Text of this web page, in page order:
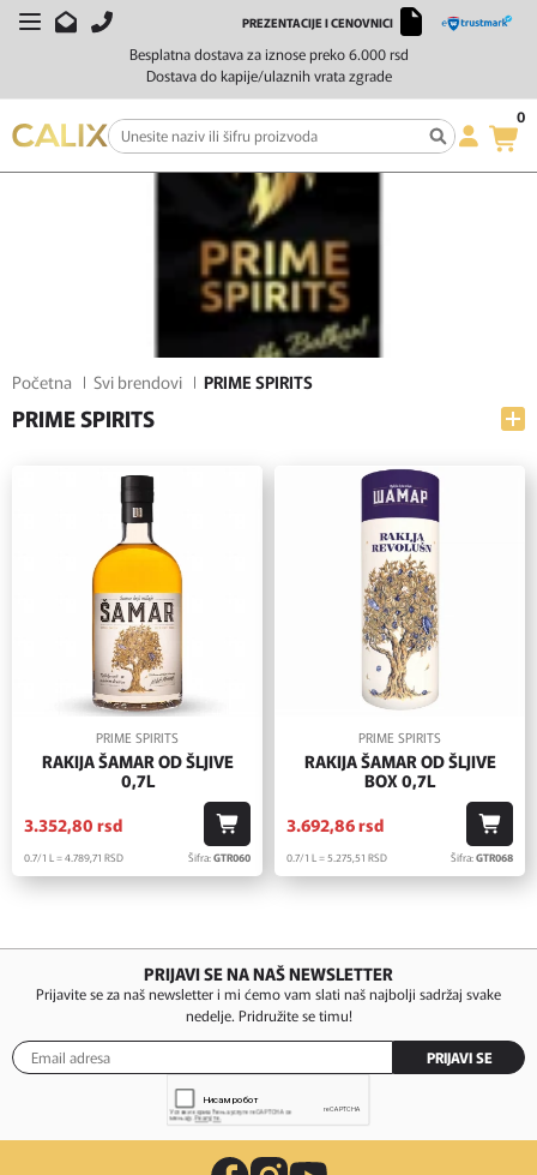
Besplatna dostava za iznose preko 6.000 rsd
Dostava do kapije/ulaznih vrata zgrade
PREZENTACIJE I CENOVNICI
0
Početna Svi brendovi PRIME SPIRITS
PRIME SPIRITS
FILTERI
SORTIRAJ
PRIME SPIRITS
RAKIJA ŠAMAR OD ŠLJIVE
0,7L
3.352,80 rsd
0.7/1 L = 4.789,71 RSD Šifra:GTR060
PRIME SPIRITS
RAKIJA ŠAMAR OD ŠLJIVE
BOX 0,7L
3.692,86rsd
0.7/1 L = 5.275,51 RSD Šifra:GTR068
PRIJAVI SE NA NAŠ NEWSLETTER
Prijavite se za naš newsletter i mi ćemo vam slati naš najbolji sadržaj svake
nedelje. Pridružite se timu!
PRIJAVI SE